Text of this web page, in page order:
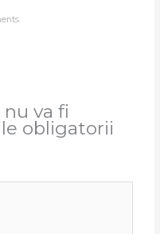
va fi
obligatorii